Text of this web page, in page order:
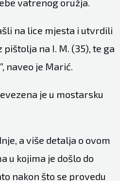
na lice mjesta i utvrdili
pištolja na I. M. (35), te ga
naveo je Marić.
je u mostarsku
a više detalja o ovom
u kojima je došlo do
nakon što se provedu